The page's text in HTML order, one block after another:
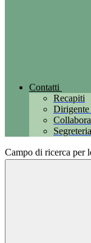
Contatti
Recapiti
Dirigente
Segreteria
Campo di ricerca per